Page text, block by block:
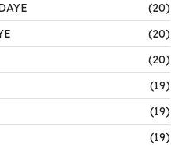
(20)
(20)
(20)
(19)
(19)
(19)